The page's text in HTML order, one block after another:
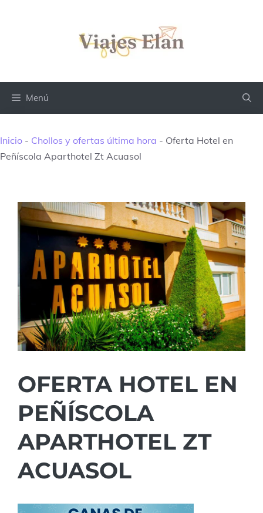
Menú
Inicio - Chollos y ofertas última hora - Oferta Hotel en
Peñíscola Aparthotel Zt Acuasol
OFERTA HOTEL EN
PEÑÍSCOLA
APARTHOTEL ZT
ACUASOL